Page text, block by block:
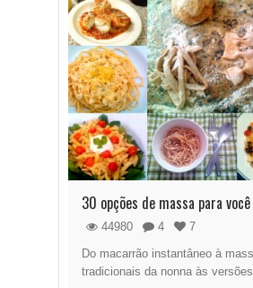
30 opções de massa para
44980 4
7
Do macarrão instantâneo à
tradicionais da nonna às